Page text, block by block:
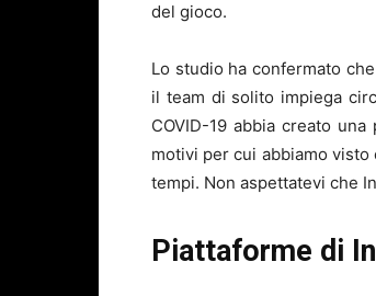
del gioco.
Lo studio ha confermato
il team di solito impiega
COVID-19 abbia creato
motivi per cui abbiamo
tempi. Non aspettatevi che
Piattaforme di